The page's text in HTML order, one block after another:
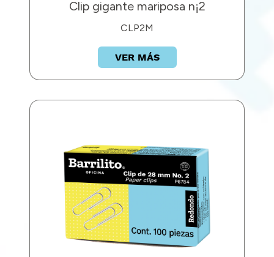
Clip gigante mariposa n¡2
CLP2M
VER MÁS